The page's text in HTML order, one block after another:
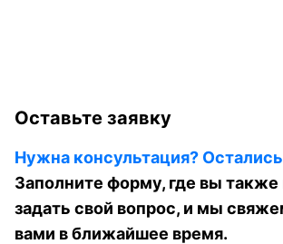
Оставьте заявку
Нужна консультация?
Заполните форму, где вы
задать свой вопрос, и мы
вами в ближайшее время.